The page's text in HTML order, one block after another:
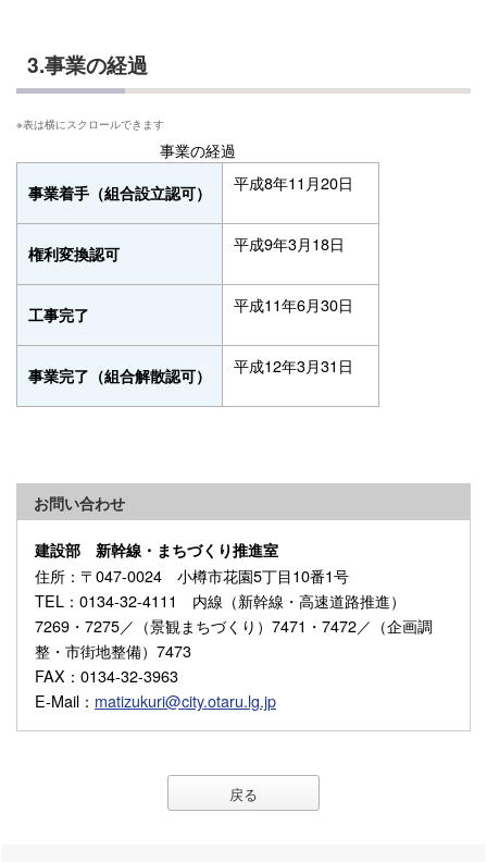
3.事業の経過
事業の経過
事業着手（組合設立認可） 平成8年11月20日
権利変換認可 平成9年3月18日
工事完了 平成11年6月30日
事業完了（組合解散認可） 平成12年3月31日
お問い合わせ
建設部 新幹線・まちづくり推進室
住所 ：〒047-0024 小樽市花園5丁目10番1号
TEL ：0134-32-4111 内線（新幹線・高速道路推進）
7269・7275／（景観まちづくり）7471・7472／（企画調
整・市街地整備）7473
FAX ：0134-32-3963
E-Mail ： matizukuri@city.otaru.lg.jp
戻る